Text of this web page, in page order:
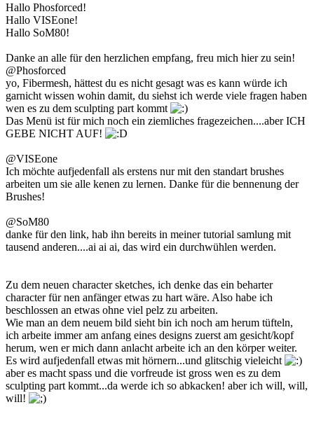
Hallo Phosforced!
Hallo VISEone!
Hallo SoM80!
Danke an alle für den herzlichen empfang, freu mich hier zu sein!
@Phosforced
yo, Fibermesh, hättest du es nicht gesagt was es kann würde ich
garnicht wissen wohin damit, du siehst ich werde viele fragen haben
wen es zu dem sculpting part kommt
Das Menü ist für mich noch ein ziemliches fragezeichen....aber ICH
GEBE NICHT AUF!
@VISEone
Ich möchte aufjedenfall als erstens nur mit den standart brushes
arbeiten um sie alle kenen zu lernen. Danke für die bennenung der
Brushes!
@SoM80
danke für den link, hab ihn bereits in meiner tutorial samlung mit
tausend anderen....ai ai ai, das wird ein durchwühlen werden.
Zu dem neuen character sketches, ich denke das ein beharter
character für nen anfänger etwas zu hart wäre. Also habe ich
beschlossen an etwas ohne viel pelz zu arbeiten.
Wie man an dem neuem bild sieht bin ich noch am herum tüfteln,
ich arbeite immer am anfang eines designs zuerst am gesicht/kopf
herum, wen er mich dann anlacht arbeite ich an den körper weiter.
Es wird aufjedenfall etwas mit hörnern...und glitschig vieleicht
aber es macht spass und die vorfreude ist gross wen es zu dem
sculpting part kommt...da werde ich so abkacken! aber ich will, will,
will!